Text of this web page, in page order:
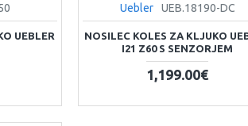
UEBLER
Uebler UEB.18190-DC
NOSILEC KOLES ZA KLJUKO
I21 Z60 S SENZORJEM
1,199.00€